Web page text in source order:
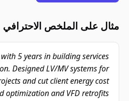
مثال على الملخص الاحترافي
5 years in building services
Designed LV/MV systems for
and cut client energy cost
optimization and VFD retrofits.